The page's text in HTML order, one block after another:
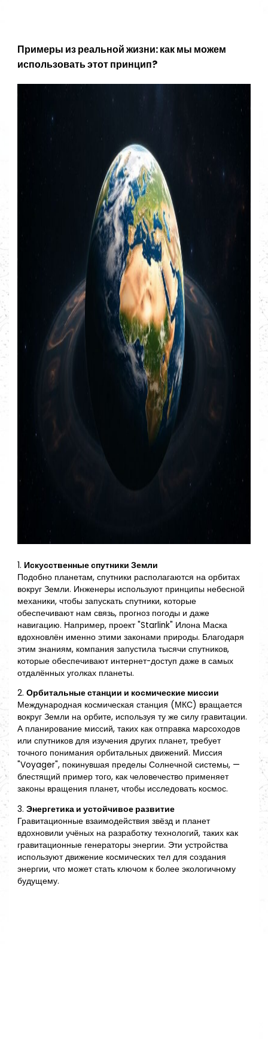
Примеры из реальной жизни: как мы можем
использовать этот принцип?
1. Искусственные спутники Земли
Подобно планетам, спутники располагаются на орбитах
вокруг Земли. Инженеры используют принципы небесной
механики, чтобы запускать спутники, которые
обеспечивают нам связь, прогноз погоды и даже
навигацию. Например, проект "Starlink" Илона Маска
вдохновлён именно этими законами природы. Благодаря
этим знаниям, компания запустила тысячи спутников,
которые обеспечивают интернет-доступ даже в самых
отдалённых уголках планеты.
2.Орбитальные станции и космические миссии
Международная космическая станция (МКС) вращается
вокруг Земли на орбите, используя ту же силу гравитации.
А планирование миссий, таких как отправка марсоходов
или спутников для изучения других планет, требует
точного понимания орбитальных движений. Миссия
"Voyager", покинувшая пределы Солнечной системы, —
блестящий пример того, как человечество применяет
законы вращения планет, чтобы исследовать космос.
3.Энергетика и устойчивое развитие
Гравитационные взаимодействия звёзд и планет
вдохновили учёных на разработку технологий, таких как
гравитационные генераторы энергии. Эти устройства
используют движение космических тел для создания
энергии, что может стать ключом к более экологичному
будущему.